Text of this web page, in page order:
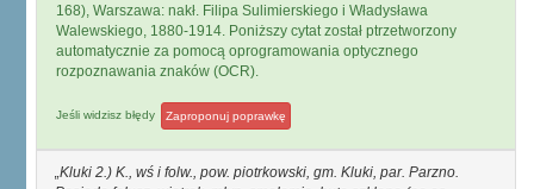
168), Warszawa: nakł. Filipa Sulimierskiego i Władysława
Walewskiego, 1880-1914. Poniższy cytat został ptrzetworzony
automatycznie za pomocą oprogramowania optycznego
rozpoznawania znaków (OCR).
Jeśli widzisz błędy Zaproponuj poprawkę
Kluki 2.) K., wś i folw., pow. piotrkowski, gm. Kluki, par. Parzno.